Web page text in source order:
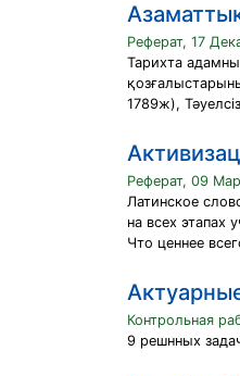
Реферат, 17
Тарихта
1789ж),
Реферат, 09
Латинское
на всех этапах
Что ценнее
Контрольная
9 решнных